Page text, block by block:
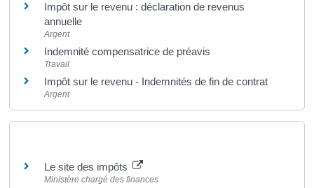
Impôt sur le revenu : déclaration de revenus
annuelle
Argent
Indemnité compensatrice de préavis
Travail
Impôt sur le revenu - Indemnités de fin de contrat
Argent
Le site des impôts
Ministère chargé des finances